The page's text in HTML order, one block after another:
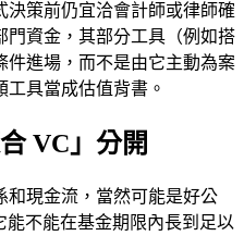
策前仍宜洽會計師或律師確
門資金，其部分工具（例如搭
件進場，而不是由它主動為案
具當成估值背書。
VC」分開
和現金流，當然可能是好公
不能在基金期限內長到足以